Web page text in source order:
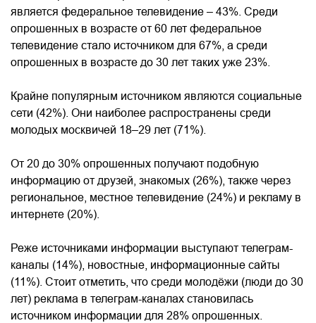
является федеральное телевидение – 43%. Среди
опрошенных в возрасте от 60 лет федеральное
телевидение стало источником для 67%, а среди
опрошенных в возрасте до 30 лет таких уже 23%.
Крайне популярным источником являются социальные
сети (42%). Они наиболее распространены среди
молодых москвичей 18–29 лет (71%).
От 20 до 30% опрошенных получают подобную
информацию от друзей, знакомых (26%), также через
региональное, местное телевидение (24%) и рекламу в
интернете (20%).
Реже источниками информации выступают телеграм-
каналы (14%), новостные, информационные сайты
(11%). Стоит отметить, что среди молодёжи (люди до 30
лет) реклама в телеграм-каналах становилась
источником информации для 28% опрошенных.